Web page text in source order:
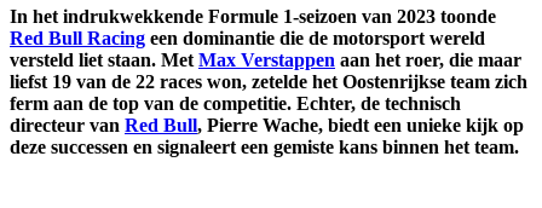
In het indrukwekkende Formule 1-seizoen van 2023 toonde
Red Bull Racing een dominantie die de motorsport wereld
versteld liet staan. Met Max Verstappen aan het roer, die maar
liefst 19 van de 22 races won, zetelde het Oostenrijkse team zich
ferm aan de top van de competitie. Echter, de technisch
directeur van Red Bull, Pierre Wache, biedt een unieke kijk op
deze successen en signaleert een gemiste kans binnen het team.